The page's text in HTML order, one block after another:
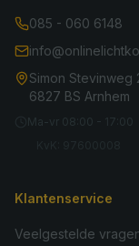
085 - 060 6148
Simon Stevinweg
6827 BS Arnhem
Ma-vr 08:00 - 17:00
Klantenservice
Veelgestelde